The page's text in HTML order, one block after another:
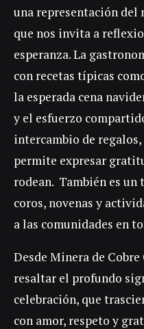
una representación
que nos invita a
esperanza. La
con recetas típicas
la esperada cena
y el esfuerzo
intercambio de
permite expresar
rodean. También es
coros, novenas y
a las comunidades en
Desde Minera de
resaltar el profundo
celebración, que
con amor, respeto y